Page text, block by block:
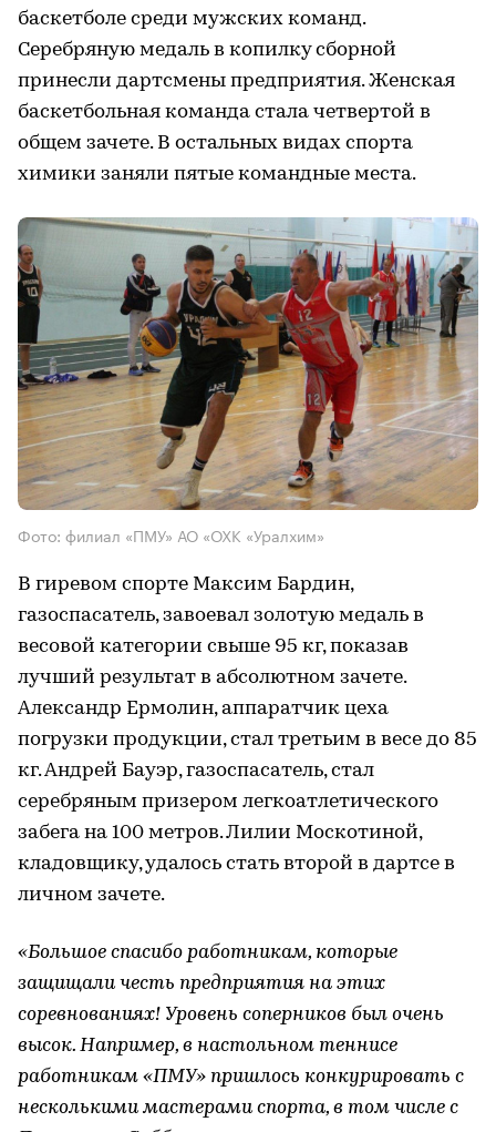
баскетболе среди мужских команд.
Серебряную медаль в копилку сборной
принесли дартсмены предприятия. Женская
баскетбольная команда стала четвертой в
общем зачете. В остальных видах спорта
химики заняли пятые командные места.
Фото: филиал «ПМУ» АО «ОХК «Уралхим»
В гиревом спорте Максим Бардин,
газоспасатель, завоевал золотую медаль в
весовой категории свыше 95 кг, показав
лучший результат в абсолютном зачете.
Александр Ермолин, аппаратчик цеха
погрузки продукции, стал третьим в весе до 85
кг. Андрей Бауэр, газоспасатель, стал
серебряным призером легкоатлетического
забега на 100 метров. Лилии Москотиной,
кладовщику, удалось стать второй в дартсе в
личном зачете.
«Большое спасибо работникам, которые
защищали честь предприятия на этих
соревнованиях! Уровень соперников был очень
высок. Например, в настольном теннисе
работникам «ПМУ» пришлось конкурировать с
несколькими мастерами спорта, в том числе с